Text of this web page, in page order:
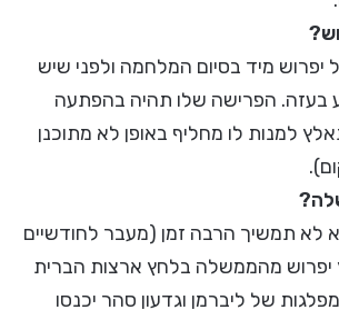
מיד בסיום המלחמה ולפני שיש
בעזה. הפרישה שלו תהיה בהפתעה
למנות לו מחליף באופן לא מתוכנן
לא תמשיך הרבה זמן (מעבר לחודשיים
יפרוש מהממשלה בלחץ ארצות הברית
של ליברמן וגדעון סהר יכנסו